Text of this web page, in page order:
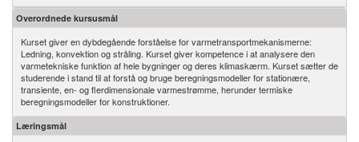
Overordnede kursusmål
Kurset giver en dybdegående forståelse for varmetransportmekanismerne:
Ledning, konvektion og stråling. Kurset giver kompetence i at analysere den
varmetekniske funktion af hele bygninger og deres klimaskærm. Kurset sætter de
studerende i stand til at forstå og bruge beregningsmodeller for stationære,
transiente, en- og flerdimensionale varmestrømme, herunder termiske
beregningsmodeller for konstruktioner.
Læringsmål